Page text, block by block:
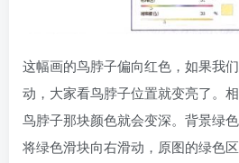
这幅画的鸟脖子偏向红色，如果我
动，大家看鸟脖子位置就变亮了。
鸟脖子那块颜色就会变深。背景绿
将绿色滑块向右滑动，原图的绿色